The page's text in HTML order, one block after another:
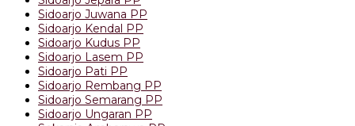
Sidoarjo Juwana PP
Sidoarjo Kendal PP
Sidoarjo Kudus PP
Sidoarjo Lasem PP
Sidoarjo Pati PP
Sidoarjo Rembang PP
Sidoarjo Semarang PP
Sidoarjo Ungaran PP